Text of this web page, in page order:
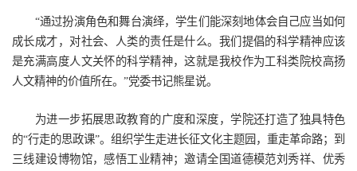
“通过扮演角色和舞台演绎，学生们能深刻地体会自己应当如何
成长成才，对社会、人类的责任是什么。我们提倡的科学精神应该
是充满高度人文关怀的科学精神，这就是我校作为工科类院校高扬
人文精神的价值所在。”党委书记熊星说。
为进一步拓展思政教育的广度和深度，学院还打造了独具特色
的“行走的思政课”。组织学生走进长征文化主题园，重走革命路；到
三线建设博物馆，感悟工业精神；邀请全国道德模范刘秀祥、优秀